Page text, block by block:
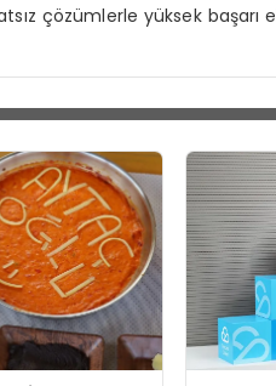
çözümlerle yüksek başarı